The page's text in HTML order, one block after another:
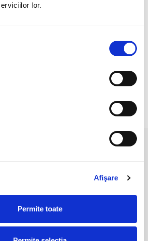
lor.
Afişare
Permite toate
piatra : 2 mm.
cu aparat profesionist sub lumina alba.